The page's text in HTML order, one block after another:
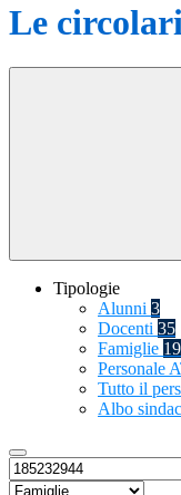
Le circolari
Tipologie
Alunni 3
Docenti 35
Famiglie 19
Personale
Tutto il
Albo